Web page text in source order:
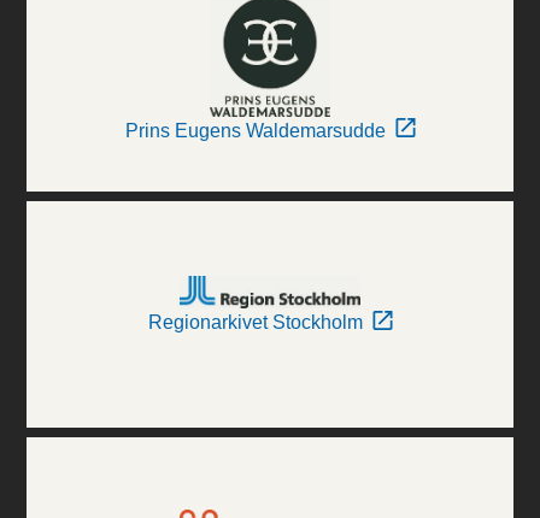
Prins Eugens Waldemarsudde
Regionarkivet Stockholm